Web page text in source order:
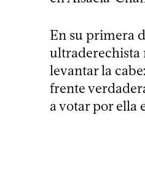
En su primera
ultraderechista
levantar la
frente
a votar por ella